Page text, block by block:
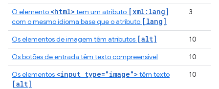
O elemento <html> tem um atributo [xml:lang]
com o mesmo idioma base que o atributo [lang]
3
Os elementos de imagem têm atributos [alt]
10
Os botões de entrada têm texto compreensível
10
Os elementos <input type="image"> têm texto
[alt]
10